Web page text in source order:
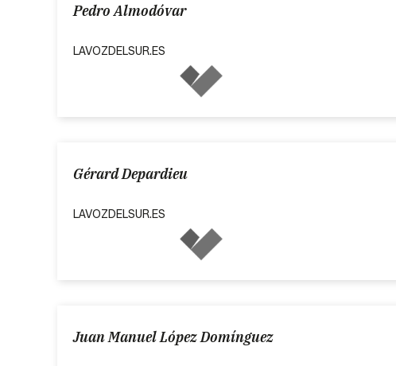
Pedro Almodóvar
LAVOZDELSUR.ES
Gérard Depardieu
LAVOZDELSUR.ES
Juan Manuel López Domínguez